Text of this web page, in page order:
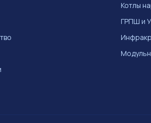
Котлы
ГРПШ и